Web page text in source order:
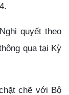
quyết theo
qua tại Kỳ
chẽ với Bộ